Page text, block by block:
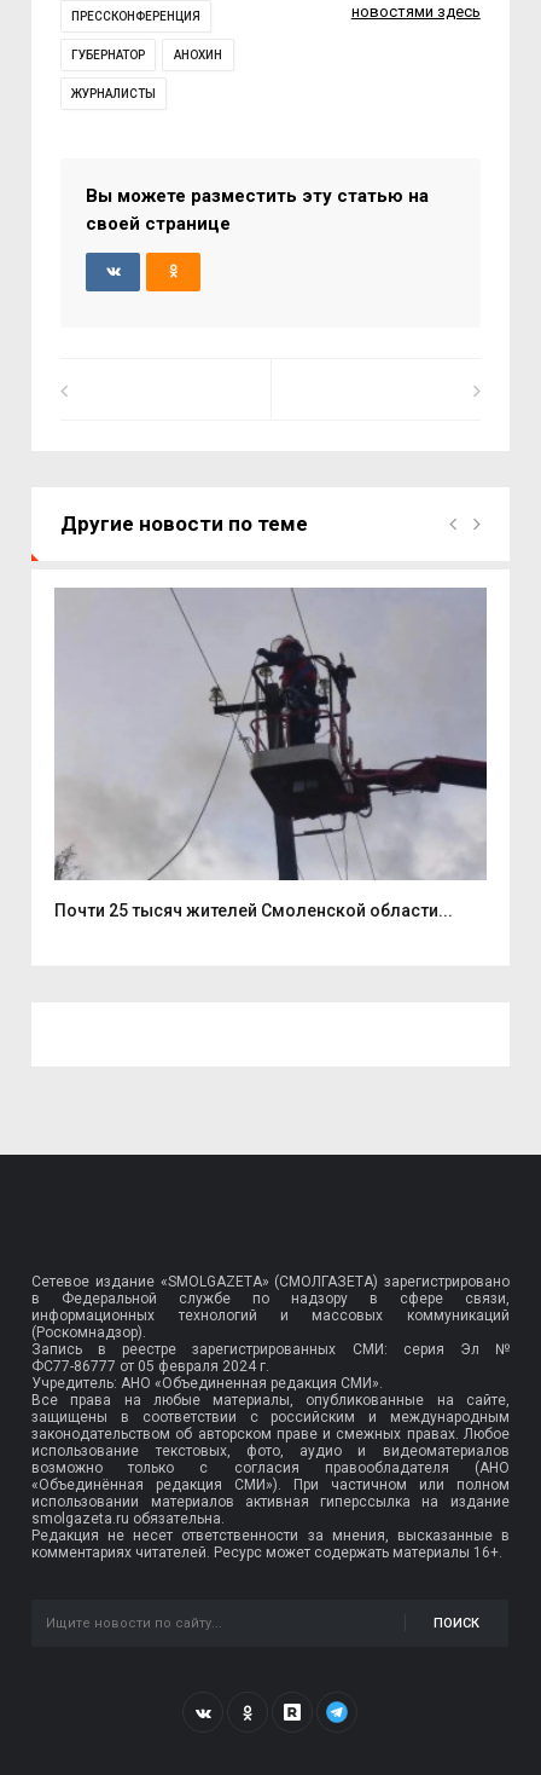
ПРЕССКОНФЕРЕНЦИЯ
ГУБЕРНАТОР АНОХИН
ЖУРНАЛИСТЫ
новостями здесь
Вы можете разместить эту статью на
своей странице
Другие новости по теме
Почти 25 тысяч жителей Смоленской области...
Сетевое издание «SMOLGAZETA» (СМОЛГАЗЕТА) зарегистрировано
в Федеральной службе по надзору в сфере связи,
информационных технологий и массовых коммуникаций
(Роскомнадзор).
Запись в реестре зарегистрированных СМИ: серия Эл №
ФС77-86777 от 05 февраля 2024 г.
Учредитель: АНО «Объединенная редакция СМИ».
Все права на любые материалы, опубликованные на сайте,
защищены в соответствии с российским и международным
законодательством об авторском праве и смежных правах. Любое
использование текстовых, фото, аудио и видеоматериалов
возможно только с согласия правообладателя (АНО
«Объединённая редакция СМИ»). При частичном или полном
использовании материалов активная гиперссылка на издание
smolgazeta.ru обязательна.
Редакция не несет ответственности за мнения, высказанные в
комментариях читателей. Ресурс может содержать материалы 16+.
ПОИСК